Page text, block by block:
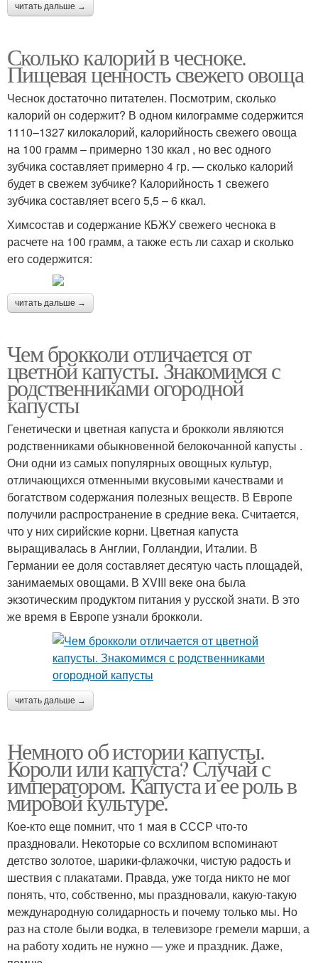
читать дальше →
Сколько калорий в чесноке.
Пищевая ценность свежего овоща
Чеснок достаточно питателен. Посмотрим, сколько
калорий он содержит? В одном килограмме содержится
1110–1327 килокалорий, калорийность свежего овоща
на 100 грамм – примерно 130 ккал , но вес одного
зубчика составляет примерно 4 гр. — сколько калорий
будет в свежем зубчике? Калорийность 1 свежего
зубчика составляет всего 5,5 – 6 ккал.
Химсостав и содержание КБЖУ свежего чеснока в
расчете на 100 грамм, а также есть ли сахар и сколько
его содержится:
читать дальше →
Чем брокколи отличается от
цветной капусты. Знакомимся с
родственниками огородной
капусты
Генетически и цветная капуста и брокколи являются
родственниками обыкновенной белокочанной капусты .
Они одни из самых популярных овощных культур,
отличающихся отменными вкусовыми качествами и
богатством содержания полезных веществ. В Европе
получили распространение в средние века. Считается,
что у них сирийские корни. Цветная капуста
выращивалась в Англии, Голландии, Италии. В
Германии ее доля составляет десятую часть площадей,
занимаемых овощами. В XVIII веке она была
экзотическим продуктом питания у русской знати. В это
же время в Европе узнали брокколи.
читать дальше →
Немного об истории капусты.
Короли или капуста? Случай с
императором. Капуста и ее роль в
мировой культуре.
Кое-кто еще помнит, что 1 мая в СССР что-то
праздновали. Некоторые со всхлипом вспоминают
детство золотое, шарики-флажочки, чистую радость и
шествия с плакатами. Правда, уже тогда никто не мог
понять, что, собственно, мы праздновали, какую-такую
международную солидарность и почему только мы. Но
раз на столе были водка, в телевизоре гремели марши, а
на работу ходить не нужно — уже и праздник. Даже,